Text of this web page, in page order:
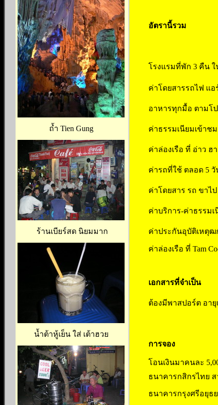
ถ้ำ Tien Gung
ร้านเบียร์สด นิยมมาก
น้ำต้าหู้เย็น ใส่ เต้าฮวย
อัตรานี้รวม
โรงแรมที่พัก 3 คืน ใ
ค่าโดยสารรถไฟ แอ
อาหารทุกมื้อ ตามโ
ค่าธรรมเนียมเข้าช
ค่าล่องเรือ ที่ อ่าว ฮ
ค่ารถที่ใช้ ตลอด 5 วั
ค่าโดยสาร รถ ขาไ
ค่าบริการ-ค่าธรรม
ค่าประกันอุบัติเหตุฒ
ค่าล่องเรือ ที่ Tam
เอกสารที่จำเป็น
ต้องมีพาสปอร์ต อายุ
การจอง
โอนเงินมาคนละ
ธนาคารกสิกรไทย ส
ธนาคารกรุงศรีอยุธ